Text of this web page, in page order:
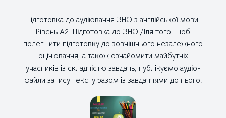
Підготовка до аудіювання ЗНО з англійської мови.
Рівень А2. Підготовка до ЗНО Для того, щоб
полегшити підготовку до зовнішнього незалежного
оцінювання, а також ознайомити майбутніх
учасників із складністю завдань, публікуємо аудіо-
файли запису тексту разом із завданнями до нього.